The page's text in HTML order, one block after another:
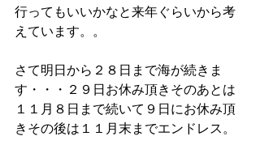
行ってもいいかなと来年ぐらいから考
えています。。
さて明日から２８日まで海が続きま
す・・・２９日お休み頂きそのあとは
１１月８日まで続いて９日にお休み頂
きその後は１１月末までエンドレス。